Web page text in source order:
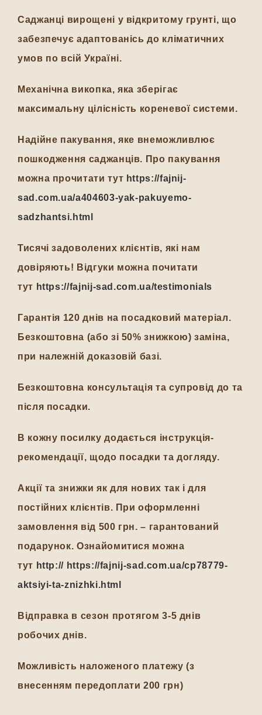
Саджанці вирощені у відкритому грунті, що
забезпечує адаптованісь до кліматичних
умов по всій Україні.
Механічна викопка, яка зберігає
максимальну цілісність кореневої системи.
Надійне пакування, яке внеможливлює
пошкодження саджанців. Про пакування
можна прочитати тут https://fajnij-
sad.com.ua/a404603-yak-pakuyemo-
sadzhantsi.html
Тисячі задоволених клієнтів, які нам
довіряють! Відгуки можна почитати
тут https://fajnij-sad.com.ua/testimonials
Гарантія 120 днів на посадковий матеріал.
Безкоштовна (або зі 50% знижкою) заміна,
при належній доказовій базі.
Безкоштовна консультація та супровід до та
після посадки.
В кожну посилку додається інструкція-
рекомендації, щодо посадки та догляду.
Акції та знижки як для нових так і для
постійних клієнтів. При оформленні
замовлення від 500 грн. – гарантований
подарунок. Ознайомитися можна
тут http:// https://fajnij-sad.com.ua/cp78779-
aktsiyi-ta-znizhki.html
Відправка в сезон протягом 3-5 днів
робочих днів.
Можливість наложеного платежу (з
внесенням передоплати 200 грн)